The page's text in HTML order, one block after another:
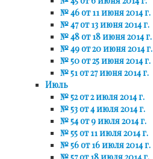
№ 46 от 11 июня 2014 г.
№ 47 от 13 июня 2014 г.
№ 48 от 18 июня 2014 г.
№ 49 от 20 июня 2014 г.
№ 50 от 25 июня 2014 г.
№ 51 от 27 июня 2014 г.
Июль
№ 52 от 2 июля 2014 г.
№ 53 от 4 июля 2014 г.
№ 54 от 9 июля 2014 г.
№ 55 от 11 июля 2014 г.
№ 56 от 16 июля 2014 г.